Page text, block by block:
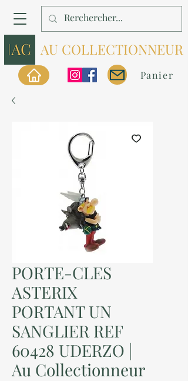
AU COLLECTIONNEUR
Panier
PORTE-CLES
ASTERIX
PORTANT UN
SANGLIER REF
60428 UDERZO |
Au Collectionneur